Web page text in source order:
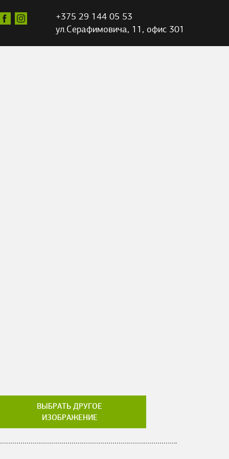
+375 29 144 05 53
ул.Серафимовича, 11, офис 301
ВЫБРАТЬ ДРУГОЕ
ИЗОБРАЖЕНИЕ